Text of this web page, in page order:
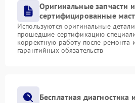
Оригинальные запчасти и
сертифицированные
Используются оригинальные
прошедшие сертификацию
корректную работу после ремонта
гарантийных обязательств
Бесплатная